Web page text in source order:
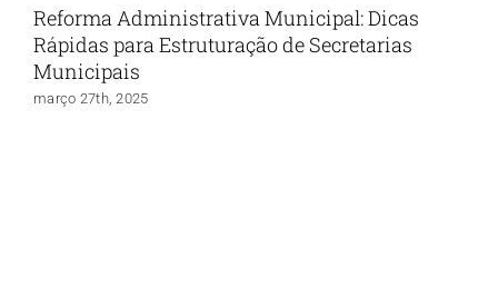
Reforma Administrativa Municipal: Dicas
Rápidas para Estruturação de Secretarias
Municipais
março 27th, 2025